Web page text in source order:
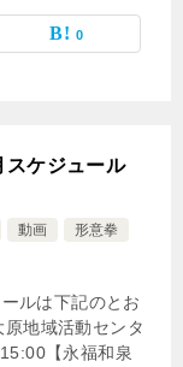
0
スケジュール
動画
形意拳
ルは下記のとお
地域活動センタ
【永福和泉